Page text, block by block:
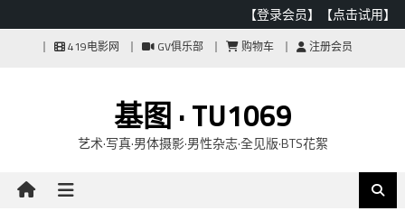
【登录会员】 【点击试用】
419电影网 GV俱乐部 购物车 注册会员
基图 · TU1069
艺术·写真·男体摄影·男性杂志·全见版·BTS花絮